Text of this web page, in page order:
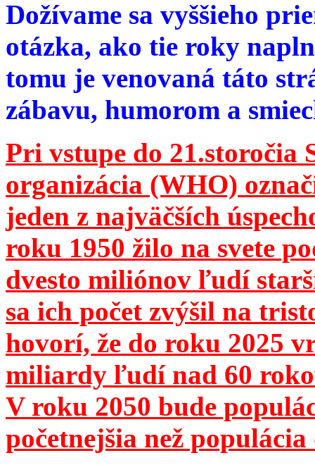
Dožívame sa vyššieho
otázka, ako tie roky
tomu je venovaná táto
zábavu, humorom a
Pri vstupe do 21.storočia
organizácia (WHO)
jeden z najväčších
roku 1950 žilo na svete
dvesto miliónov ľudí
sa ich počet zvýšil na
hovorí, že do roku 2025
miliardy ľudí nad 60
V roku 2050 bude
početnejšia než